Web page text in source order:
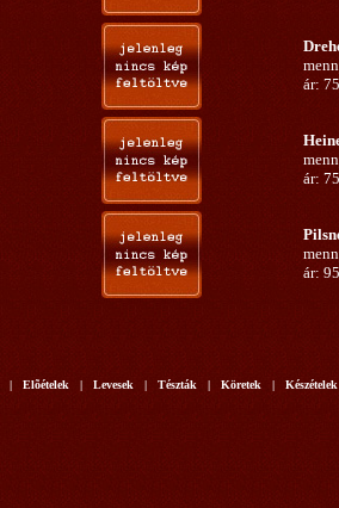
ár:
ár:
ár:
| Elõételek | Levesek | Tészták | Köretek | Készételek